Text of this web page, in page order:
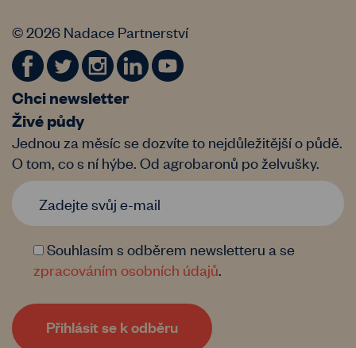
© 2026 Nadace Partnerství
Chci newsletter
Živé půdy
Jednou za měsíc se dozvíte to nejdůležitější o půdě.
O tom, co s ní hýbe. Od agrobaronů po želvušky.
Souhlasím s odběrem newsletteru a se
zpracováním osobních údajů.